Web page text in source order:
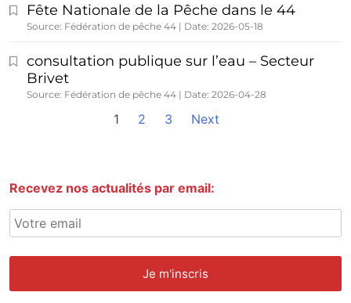
Fête Nationale de la Pêche dans le 44
Source: Fédération de pêche 44 Date: 2026-05-18
consultation publique sur l’eau – Secteur
Brivet
Source: Fédération de pêche 44 Date: 2026-04-28
1 2 3 Next
Recevez nos actualités par email: